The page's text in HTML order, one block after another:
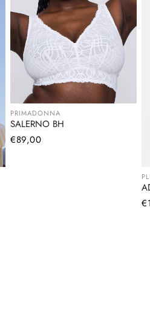
PRIMADONNA
SALERNO BH
Normaler
€89,00